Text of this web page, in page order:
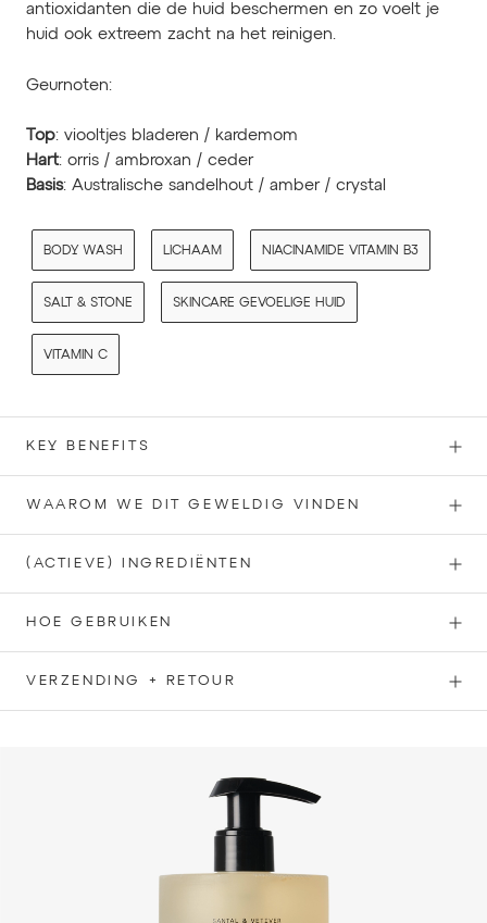
antioxidanten die de huid beschermen en zo voelt je
huid ook extreem zacht na het reinigen.
Geurnoten:
Top: viooltjes bladeren / kardemom
Hart: orris / ambroxan / ceder
Basis: Australische sandelhout / amber / crystal
BODY WASH LICHAAM NIACINAMIDE VITAMIN B3
SALT & STONE SKINCARE GEVOELIGE HUID
VITAMIN C
KEY BENEFITS
WAAROM WE DIT GEWELDIG VINDEN
(ACTIEVE) INGREDIËNTEN
HOE GEBRUIKEN
VERZENDING + RETOUR